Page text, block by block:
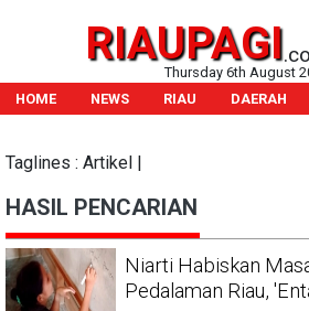
RIAUPAGI
Thursday 6th August
HOME
NEWS RIAU DAERAH
Taglines : Artikel |
HASIL PENCARIAN
Niarti Habiskan
Pedalaman Riau,